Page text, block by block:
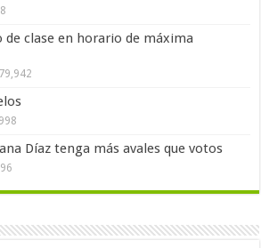
de clase en horario de máxima
Díaz tenga más avales que votos